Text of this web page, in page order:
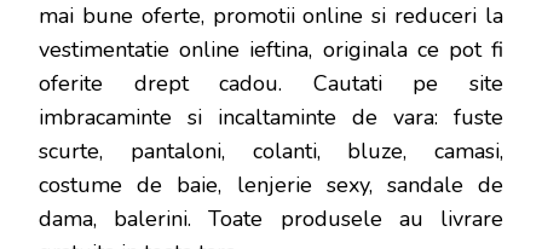
mai bune oferte, promotii online si reduceri la
vestimentatie online ieftina, originala ce pot fi
oferite drept cadou. Cautati pe site
imbracaminte si incaltaminte de vara: fuste
scurte, pantaloni, colanti, bluze, camasi,
costume de baie, lenjerie sexy, sandale de
dama, balerini. Toate produsele au livrare